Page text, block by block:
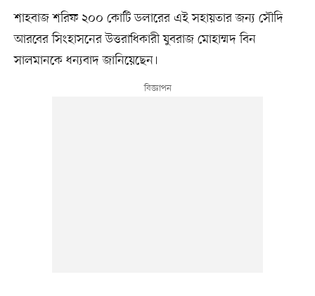
শাহবাজ শরিফ ২০০ কোটি ডলারের এই সহায়তার জন্য সৌদি
আরবের সিংহাসনের উত্তরাধিকারী যুবরাজ মোহাম্মদ বিন
সালমানকে ধন্যবাদ জানিয়েছেন।